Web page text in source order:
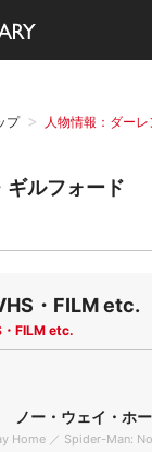
プ 人物情報：ダー
ギルフォード
・FILM etc.
FILM etc.
ノー・ウェイ・ホ
Home ／ Spider-Man: